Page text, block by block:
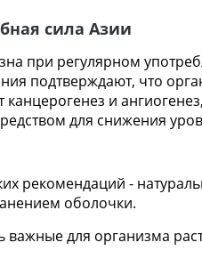
сила Азии
при регулярном
подтверждают, что
и
для снижения
рекомендаций -
оболочки.
важные для организма